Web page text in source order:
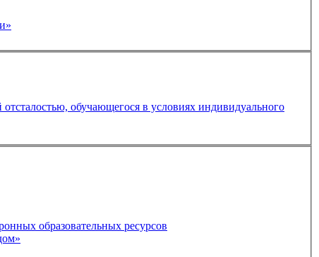
к урокам русского языка и литературы путём использования ИКТ-технологий и электронных образовательных ресурсов
рядом»